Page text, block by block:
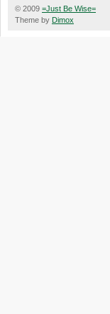
© 2009 =Just Be Wise=
Theme by Dimox